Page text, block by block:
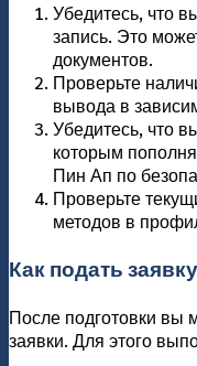
Убедитесь, что
запись. Это
документов.
Проверьте
вывода в
Убедитесь, что
которым
Пин Ап по
Проверьте
методов в
Как подать
После подготовки вы
заявки. Для этого